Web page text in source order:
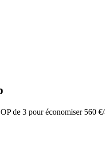
de 3 pour économiser 560 €/